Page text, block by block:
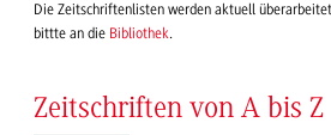
Die Zeitschriftenlisten werden aktuell
bittte an die Bibliothek.
Zeitschriften von A bis Z